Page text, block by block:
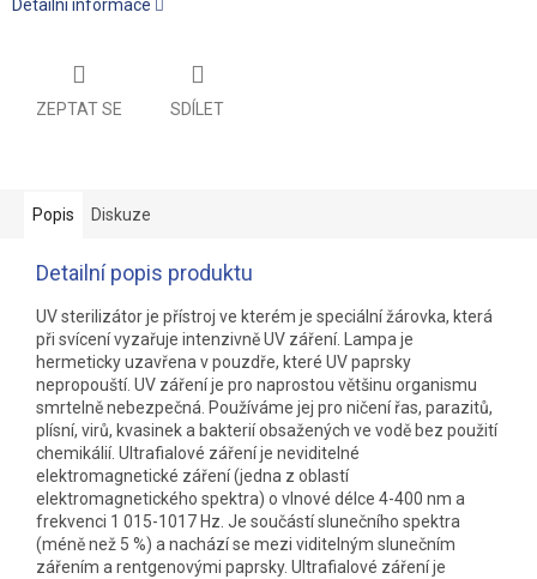
Detailní informace
ZEPTAT SE SDÍLET
Popis Diskuze
Detailní popis produktu
UV sterilizátor je přístroj ve kterém je speciální žárovka, která
při svícení vyzařuje intenzivně UV záření. Lampa je
hermeticky uzavřena v pouzdře, které UV paprsky
nepropouští. UV záření je pro naprostou většinu organismu
smrtelně nebezpečná. Používáme jej pro ničení řas, parazitů,
plísní, virů, kvasinek a bakterií obsažených ve vodě bez použití
chemikálií. Ultrafialové záření je neviditelné
elektromagnetické záření (jedna z oblastí
elektromagnetického spektra) o vlnové délce 4-400 nm a
frekvenci 1 015-1017 Hz. Je součástí slunečního spektra
(méně než 5 %) a nachází se mezi viditelným slunečním
zářením a rentgenovými paprsky. Ultrafialové záření je